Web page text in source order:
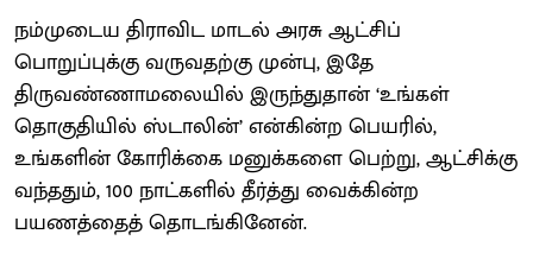
நம்முடைய திராவிட மாடல் அரசு ஆட்சிப்
பொறுப்புக்கு வருவதற்கு முன்பு, இதே
திருவண்ணாமலையில் இருந்துதான் ‘உங்கள்
தொகுதியில் ஸ்டாலின்’ என்கின்ற பெயரில்,
உங்களின் கோரிக்கை மனுக்களை பெற்று, ஆட்சிக்கு
வந்ததும், 100 நாட்களில் தீர்த்து வைக்கின்ற
பயணத்தைத் தொடங்கினேன்.